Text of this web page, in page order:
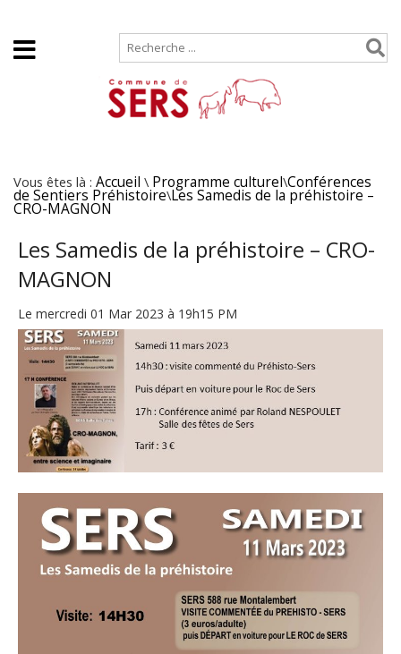
Vous êtes là : Accueil \ Programme culturel\Conférences
de Sentiers Préhistoire\Les Samedis de la préhistoire –
CRO-MAGNON
Les Samedis de la préhistoire – CRO-
MAGNON
Le mercredi 01 Mar 2023 à 19h15 PM